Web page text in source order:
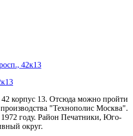
42 корпус 13. Отсюда можно пройти
"Технополис Москва".
году. Район Печатники, Юго-
округ.